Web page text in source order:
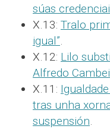
súas
X.13: Tralo
igual”.
X.12: Lilo
Alfredo
X.11:
tras unha
suspensión.